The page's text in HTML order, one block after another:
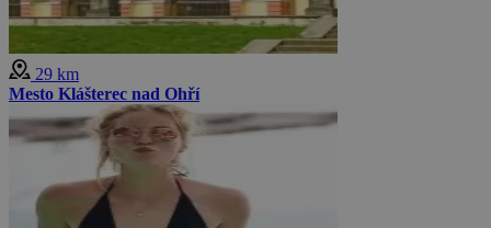
29 km
Mesto Klášterec nad Ohří